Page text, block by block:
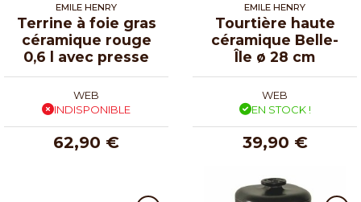
EMILE HENRY
Terrine à foie gras
céramique rouge
0,6 l avec presse
WEB
INDISPONIBLE
62,90 €
EMILE HENRY
Tourtière haute
céramique Belle-
Île ø 28 cm
WEB
EN STOCK !
39,90 €